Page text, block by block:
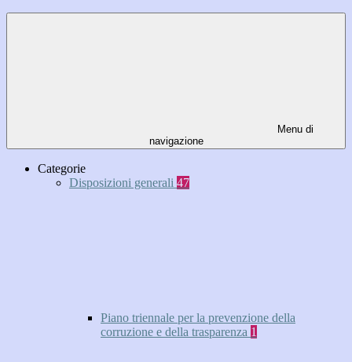
Menu di
navigazione
Categorie
Disposizioni generali 47
Piano triennale per la prevenzione della
corruzione e della trasparenza 1